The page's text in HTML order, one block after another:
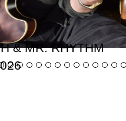
& MR. RHYTHM